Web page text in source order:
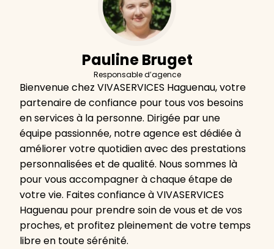
Pauline Bruget
Responsable d’agence
Bienvenue chez VIVASERVICES Haguenau, votre
partenaire de confiance pour tous vos besoins
en services à la personne. Dirigée par une
équipe passionnée, notre agence est dédiée à
améliorer votre quotidien avec des prestations
personnalisées et de qualité. Nous sommes là
pour vous accompagner à chaque étape de
votre vie. Faites confiance à VIVASERVICES
Haguenau pour prendre soin de vous et de vos
proches, et profitez pleinement de votre temps
libre en toute sérénité.